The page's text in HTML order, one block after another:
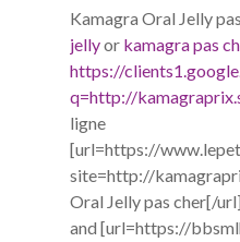
Kamagra Oral Jelly
jellyor kamagra pas
https://
q=http://
ligne
[url=https://
site=http://
Oral Jelly pas cher[/
and [url=https://